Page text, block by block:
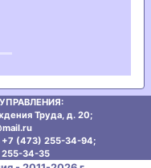
Труда, д. 20;
(473) 255-34-94;
34-35